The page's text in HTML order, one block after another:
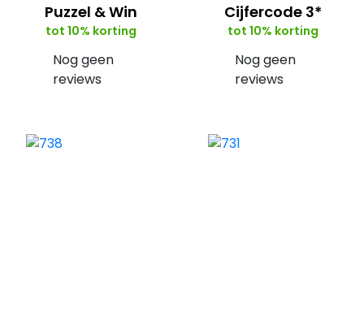
Puzzel & Win
tot 10% korting
Nog geen
reviews
Cijfercode 3*
tot 10% korting
Nog geen
reviews